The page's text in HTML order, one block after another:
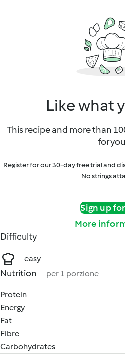
Like what
This recipe and more than
for
Register for our 30-day free trial and
No strings
Sign up
More
Difficulty
easy
Nutrition per 1 porzione
Protein
Energy
Fat
Fibre
Carbohydrates